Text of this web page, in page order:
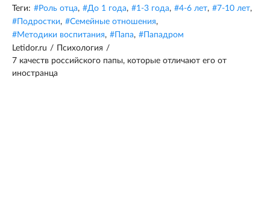
Теги: #Роль отца, #До 1 года, #1-3 года, #4-6 лет, #7-10 лет,
# Подростки, #Семейные отношения,
#Методики воспитания, # Папа, # Пападром
Letidor.ru / Психология /
7 качеств российского папы, которые отличают его от
иностранца